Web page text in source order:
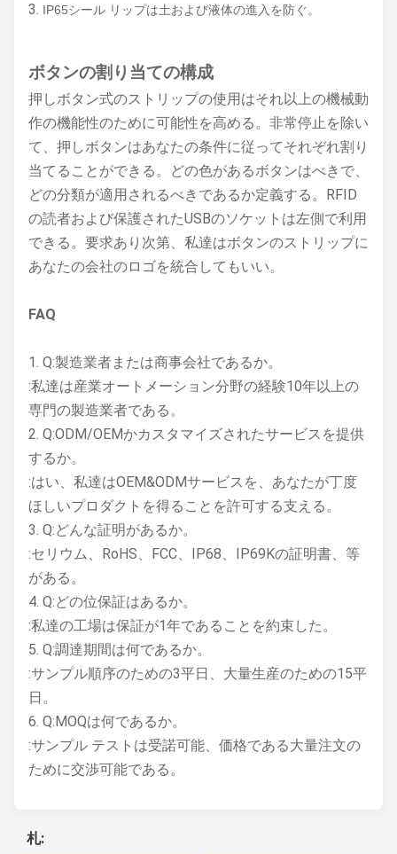
3. IP65シール リップは土および液体の進入を防ぐ。
ボタンの割り当ての構成
押しボタン式のストリップの使用はそれ以上の機械動
作の機能性のために可能性を高める。非常停止を除い
て、押しボタンはあなたの条件に従ってそれぞれ割り
当てることができる。どの色があるボタンはべきで、
どの分類が適用されるべきであるか定義する。RFID
の読者および保護されたUSBのソケットは左側で利用
できる。要求あり次第、私達はボタンのストリップに
あなたの会社のロゴを統合してもいい。
FAQ
1. Q:製造業者または商事会社であるか。
:私達は産業オートメーション分野の経験10年以上の
専門の製造業者である。
2. Q:ODM/OEMかカスタマイズされたサービスを提供
するか。
:はい、私達はOEM&ODMサービスを、あなたが丁度
ほしいプロダクトを得ることを許可する支える。
3. Q:どんな証明があるか。
:セリウム、RoHS、FCC、IP68、IP69Kの証明書、等
がある。
4. Q:どの位保証はあるか。
:私達の工場は保証が1年であることを約束した。
5. Q:調達期間は何であるか。
:サンプル順序のための3平日、大量生産のための15平
日。
6. Q:MOQは何であるか。
:サンプル テストは受諾可能、価格である大量注文の
ために交渉可能である。
札: